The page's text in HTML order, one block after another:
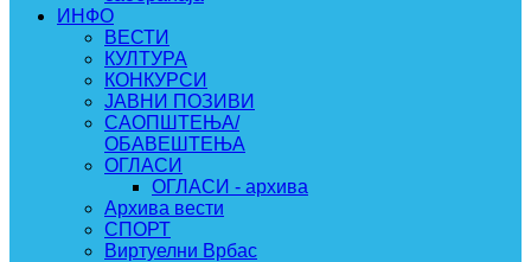
ИНФО
ВЕСТИ
КУЛТУРА
КОНКУРСИ
ЈАВНИ ПОЗИВИ
САОПШТЕЊА/
ОБАВЕШТЕЊА
ОГЛАСИ
ОГЛАСИ - архива
Архива вести
СПОРТ
Виртуелни Врбас